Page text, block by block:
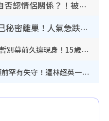
葉蒨文拍拖一周年親自否認情侶關係？！被質疑感情造假竟稱GM「普通同事」
30歲男藝人低調宣布已秘密離巢！人氣急跌變失蹤人口︰「這幾年過得並不容易」
《愛回家》童星Philip仔暫別幕前久違現身！15歲近況暴風長高蛻變帥氣少男
TVB新聞主播陳嘉欣鏡頭前罕有失守！遭林超英一句說話突襲嚇親當場大笑